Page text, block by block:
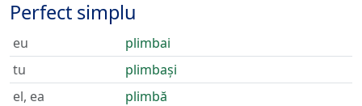
Perfect simplu
eu
plimbai
tu
plimbași
el, ea
plimbă